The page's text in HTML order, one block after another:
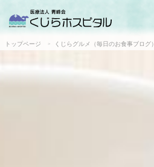
トップページ くじらグルメ（毎日のお食事ブログ）